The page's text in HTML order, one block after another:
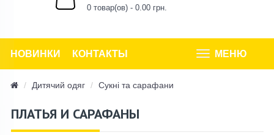
0 товар(ов) - 0.00 грн.
НОВИНКИ КОНТАКТЫ МЕНЮ
Дитячий одяг Сукні та сарафани
ПЛАТЬЯ И САРАФАНЫ